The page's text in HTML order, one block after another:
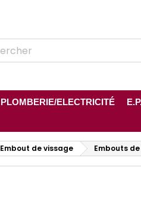
PLOMBERIE/ELECTRICITÉ
Embout de vissage Embouts